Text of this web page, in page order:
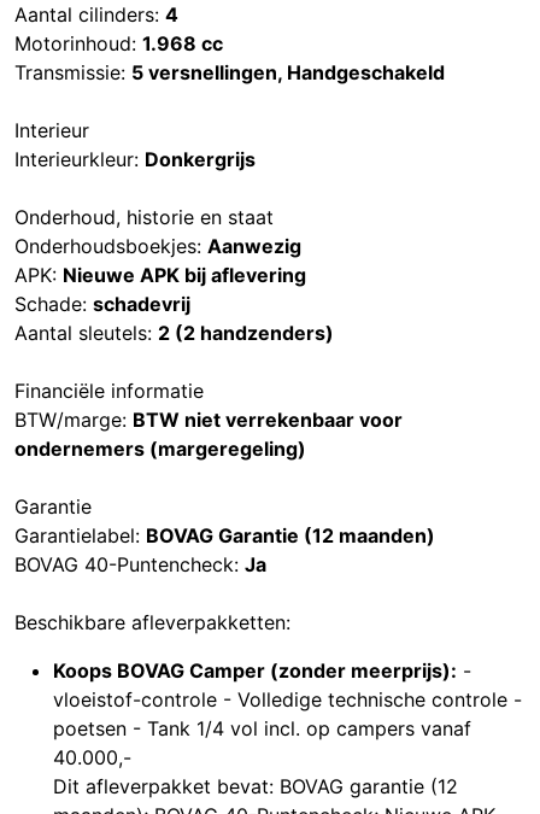
Aantal cilinders: 4
Motorinhoud: 1.968 cc
Transmissie: 5 versnellingen, Handgeschakeld
Interieur
Interieurkleur: Donkergrijs
Onderhoud, historie en staat
Onderhoudsboekjes: Aanwezig
APK: Nieuwe APK bij aflevering
Schade: schadevrij
Aantal sleutels: 2 (2 handzenders)
Financiële informatie
BTW/marge: BTW niet verrekenbaar voor
ondernemers (margeregeling)
Garantie
Garantielabel: BOVAG Garantie (12 maanden)
BOVAG 40-Puntencheck: Ja
Beschikbare afleverpakketten:
Koops BOVAG Camper (zonder meerprijs): -
vloeistof-controle - Volledige technische controle -
poetsen - Tank 1/4 vol incl. op campers vanaf
40.000,-
Dit afleverpakket bevat: BOVAG garantie (12